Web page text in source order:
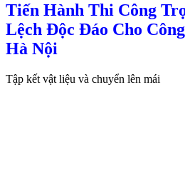
Tiến Hành Thi Công
Lệch Độc Đáo Cho
Hà Nội
Tập kết vật liệu và chuyển lên mái